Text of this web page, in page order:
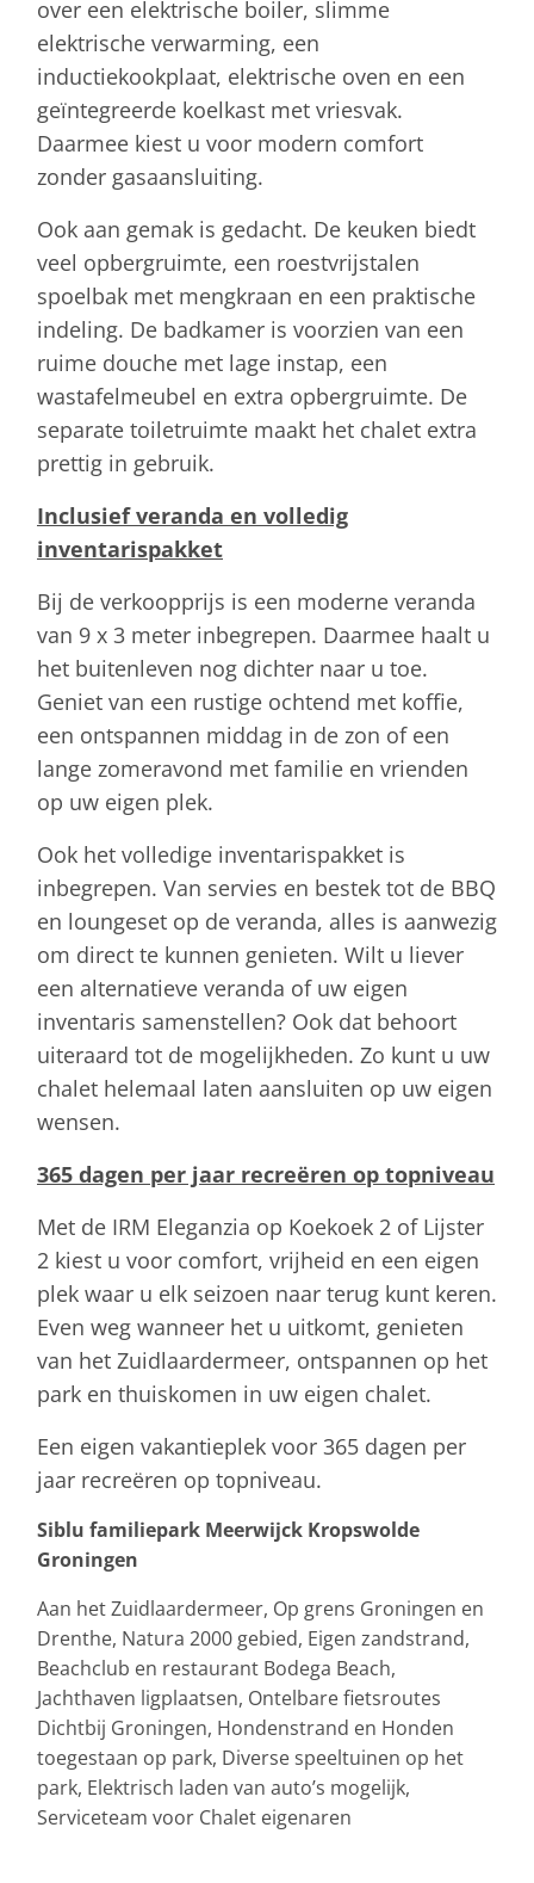
over een elektrische boiler, slimme
elektrische verwarming, een
inductiekookplaat, elektrische oven en een
geïntegreerde koelkast met vriesvak.
Daarmee kiest u voor modern comfort
zonder gasaansluiting.
Ook aan gemak is gedacht. De keuken biedt
veel opbergruimte, een roestvrijstalen
spoelbak met mengkraan en een praktische
indeling. De badkamer is voorzien van een
ruime douche met lage instap, een
wastafelmeubel en extra opbergruimte. De
separate toiletruimte maakt het chalet extra
prettig in gebruik.
Inclusief veranda en volledig
inventarispakket
Bij de verkoopprijs is een moderne veranda
van 9 x 3 meter inbegrepen. Daarmee haalt u
het buitenleven nog dichter naar u toe.
Geniet van een rustige ochtend met koffie,
een ontspannen middag in de zon of een
lange zomeravond met familie en vrienden
op uw eigen plek.
Ook het volledige inventarispakket is
inbegrepen. Van servies en bestek tot de BBQ
en loungeset op de veranda, alles is aanwezig
om direct te kunnen genieten. Wilt u liever
een alternatieve veranda of uw eigen
inventaris samenstellen? Ook dat behoort
uiteraard tot de mogelijkheden. Zo kunt u uw
chalet helemaal laten aansluiten op uw eigen
wensen.
365 dagen per jaar recreëren op topniveau
Met de IRM Eleganzia op Koekoek 2 of Lijster
2 kiest u voor comfort, vrijheid en een eigen
plek waar u elk seizoen naar terug kunt keren.
Even weg wanneer het u uitkomt, genieten
van het Zuidlaardermeer, ontspannen op het
park en thuiskomen in uw eigen chalet.
Een eigen vakantieplek voor 365 dagen per
jaar recreëren op topniveau.
Siblu familiepark Meerwijck Kropswolde
Groningen
Aan het Zuidlaardermeer, Op grens Groningen en
Drenthe, Natura 2000 gebied, Eigen zandstrand,
Beachclub en restaurant Bodega Beach,
Jachthaven ligplaatsen, Ontelbare fietsroutes
Dichtbij Groningen, Hondenstrand en Honden
toegestaan op park, Diverse speeltuinen op het
park, Elektrisch laden van auto’s mogelijk,
Serviceteam voor Chalet eigenaren